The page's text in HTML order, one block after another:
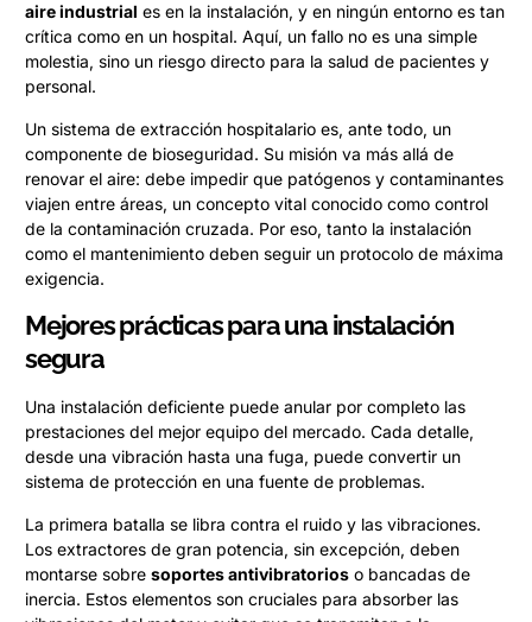
aire industrial es en la instalación, y en ningún entorno es tan
crítica como en un hospital. Aquí, un fallo no es una simple
molestia, sino un riesgo directo para la salud de pacientes y
personal.
Un sistema de extracción hospitalario es, ante todo, un
componente de bioseguridad. Su misión va más allá de
renovar el aire: debe impedir que patógenos y contaminantes
viajen entre áreas, un concepto vital conocido como control
de la contaminación cruzada. Por eso, tanto la instalación
como el mantenimiento deben seguir un protocolo de máxima
exigencia.
Mejores prácticas para una instalación
segura
Una instalación deficiente puede anular por completo las
prestaciones del mejor equipo del mercado. Cada detalle,
desde una vibración hasta una fuga, puede convertir un
sistema de protección en una fuente de problemas.
La primera batalla se libra contra el ruido y las vibraciones.
Los extractores de gran potencia, sin excepción, deben
montarse sobre soportes antivibratorios o bancadas de
inercia. Estos elementos son cruciales para absorber las